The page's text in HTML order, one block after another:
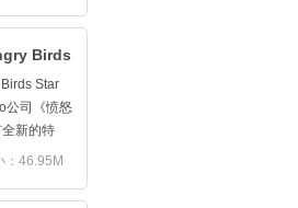
载：
只外星
外星人之
入太空，要
的太空装
是用弹
Birds
Star
公司《愤怒
新的特
光等等。
于被动状
：46.95M